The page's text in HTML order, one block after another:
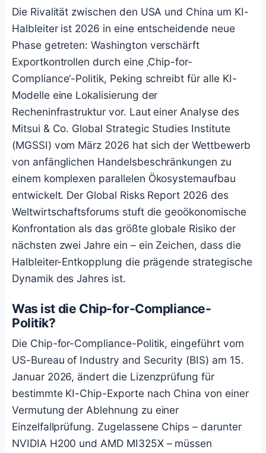
Die Rivalität zwischen den USA und China um KI-
Halbleiter ist 2026 in eine entscheidende neue
Phase getreten: Washington verschärft
Exportkontrollen durch eine ‚Chip-for-
Compliance‘-Politik, Peking schreibt für alle KI-
Modelle eine Lokalisierung der
Recheninfrastruktur vor. Laut einer Analyse des
Mitsui & Co. Global Strategic Studies Institute
(MGSSI) vom März 2026 hat sich der Wettbewerb
von anfänglichen Handelsbeschränkungen zu
einem komplexen parallelen Ökosystemaufbau
entwickelt. Der Global Risks Report 2026 des
Weltwirtschaftsforums stuft die geoökonomische
Konfrontation als das größte globale Risiko der
nächsten zwei Jahre ein – ein Zeichen, dass die
Halbleiter-Entkopplung die prägende strategische
Dynamik des Jahres ist.
Was ist die Chip-for-Compliance-
Politik?
Die Chip-for-Compliance-Politik, eingeführt vom
US-Bureau of Industry and Security (BIS) am 15.
Januar 2026, ändert die Lizenzprüfung für
bestimmte KI-Chip-Exporte nach China von einer
Vermutung der Ablehnung zu einer
Einzelfallprüfung. Zugelassene Chips – darunter
NVIDIA H200 und AMD MI325X – müssen